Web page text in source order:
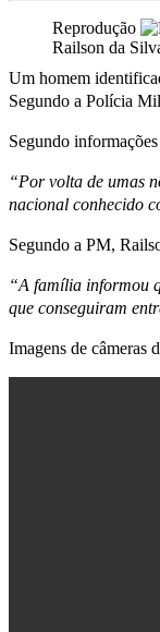
Reprodução
Railson da
Um homem
Segundo a Polícia
Segundo
“Por volta de umas
nacional conhecido
Segundo a PM,
“A família informou
que conseguiram
Imagens de câmeras